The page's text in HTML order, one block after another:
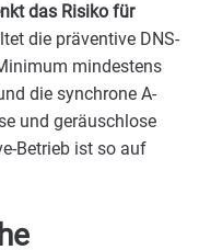
das Risiko für
die präventive DNS-
mindestens
die synchrone A-
und geräuschlose
Betrieb ist so auf